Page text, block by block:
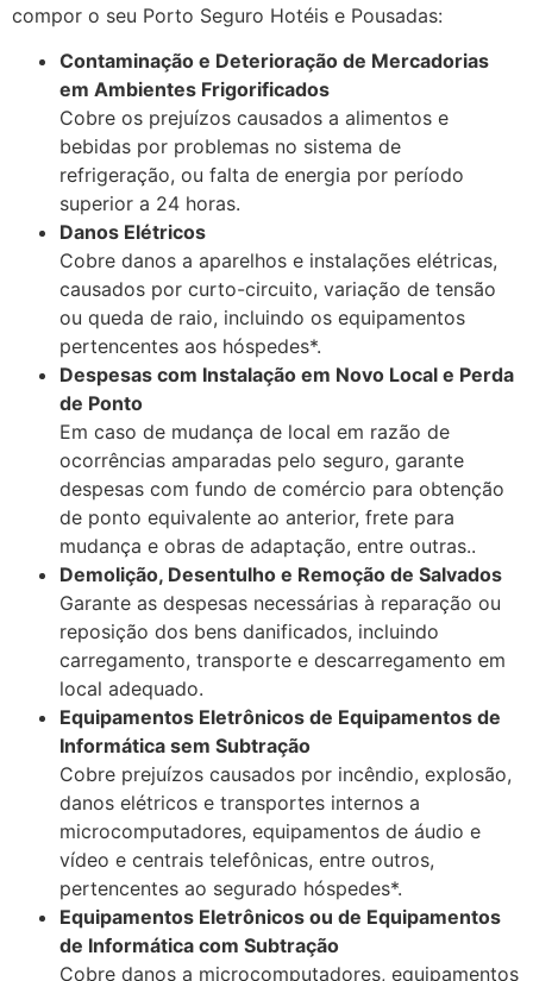
compor o seu Porto Seguro Hotéis e Pousadas:
Contaminação e Deterioração de Mercadorias
em Ambientes Frigorificados
Cobre os prejuízos causados a alimentos e
bebidas por problemas no sistema de
refrigeração, ou falta de energia por período
superior a 24 horas.
Danos Elétricos
Cobre danos a aparelhos e instalações elétricas,
causados por curto-circuito, variação de tensão
ou queda de raio, incluindo os equipamentos
pertencentes aos hóspedes*.
Despesas com Instalação em Novo Local e Perda
de Ponto
Em caso de mudança de local em razão de
ocorrências amparadas pelo seguro, garante
despesas com fundo de comércio para obtenção
de ponto equivalente ao anterior, frete para
mudança e obras de adaptação, entre outras..
Demolição, Desentulho e Remoção de Salvados
Garante as despesas necessárias à reparação ou
reposição dos bens danificados, incluindo
carregamento, transporte e descarregamento em
local adequado.
Equipamentos Eletrônicos de Equipamentos de
Informática sem Subtração
Cobre prejuízos causados por incêndio, explosão,
danos elétricos e transportes internos a
microcomputadores, equipamentos de áudio e
vídeo e centrais telefônicas, entre outros,
pertencentes ao segurado hóspedes*.
Equipamentos Eletrônicos ou de Equipamentos
de Informática com Subtração
Cobre danos a microcomputadores, equipamentos